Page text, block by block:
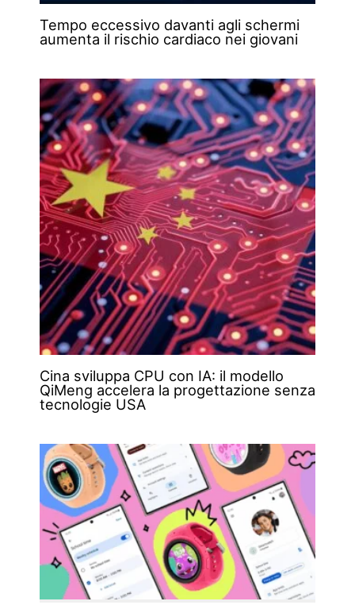
Tempo eccessivo davanti agli schermi
aumenta il rischio cardiaco nei giovani
Cina sviluppa CPU con IA: il modello
QiMeng accelera la progettazione senza
tecnologie USA